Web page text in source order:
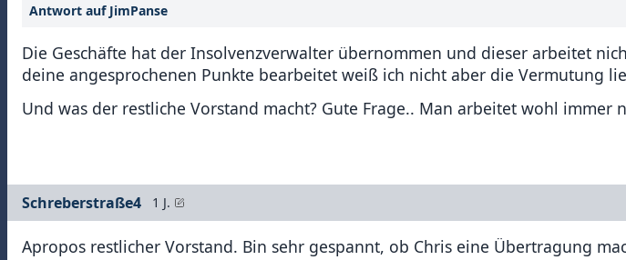
Antwort auf JimPanse
Die Geschäfte hat der Insolvenzverwalter übernommen und dieser arbeitet
deine angesprochenen Punkte bearbeitet weiß ich nicht aber die Vermutung
Und was der restliche Vorstand macht? Gute Frage.. Man arbeitet wohl immer
Schreberstraße4 1 J.
Apropos restlicher Vorstand. Bin sehr gespannt, ob Chris eine Übertragung